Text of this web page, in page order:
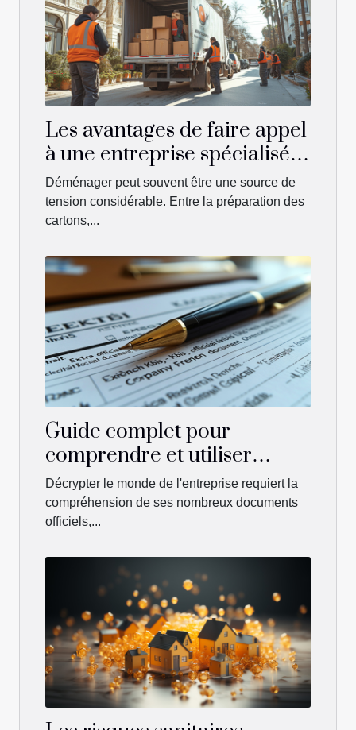
Les avantages de faire appel
à une entreprise spécialisée
pour un déménagement
sans stress
Déménager peut souvent être une source de
tension considérable. Entre la préparation des
cartons,...
Guide complet pour
comprendre et utiliser
l'extrait Kbis dans le
développement et la gestion
de votre entreprise
Décrypter le monde de l'entreprise requiert la
compréhension de ses nombreux documents
officiels,...